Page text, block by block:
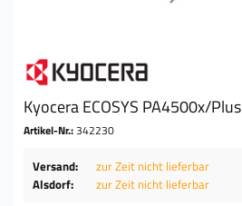
Kyocera ECOSYS PA4500x/Plus
Artikel-Nr.:342230
Versand:
zur Zeit nicht lieferbar
Alsdorf:
zur Zeit nicht lieferbar